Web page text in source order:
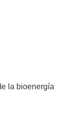
la bioenergía